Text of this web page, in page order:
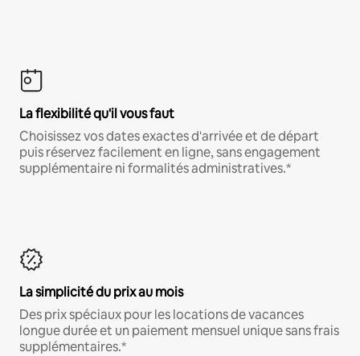
La flexibilité qu'il vous faut
Choisissez vos dates exactes d'arrivée et de départ
puis réservez facilement en ligne, sans engagement
supplémentaire ni formalités administratives.*
La simplicité du prix au mois
Des prix spéciaux pour les locations de vacances
longue durée et un paiement mensuel unique sans frais
supplémentaires.*